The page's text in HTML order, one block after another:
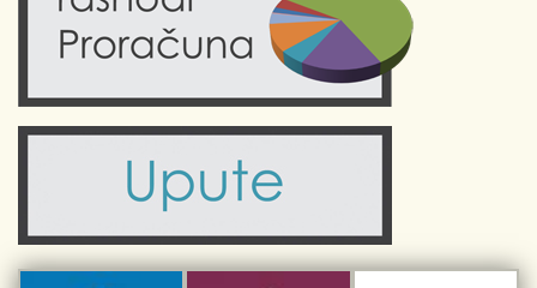
Obrazovanje
Komunalne usluge
Civilni sektor (arhiva udruga)
Sport i rekreacija
Kalendar događanja
Turistička zajednica otoka Krka
Kulturno-turistička ruta Putovima Frankopana